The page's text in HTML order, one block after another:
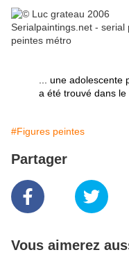
... une
a été trouvé dans le
#Figures peintes
Partager
Vous aimerez